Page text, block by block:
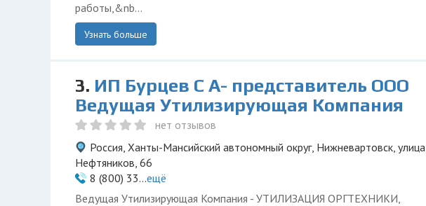
работы,&nb...
Узнать больше
3. ИП Бурцев С А- представитель ООО
Ведущая Утилизирующая Компания
нет отзывов
Россия, Ханты-Мансийский автономный округ, Нижневартовск, улица
Нефтяников, 66
8 (800) 33...ещё
Ведущая Утилизирующая Компания - УТИЛИЗАЦИЯ ОРГТЕХНИКИ,